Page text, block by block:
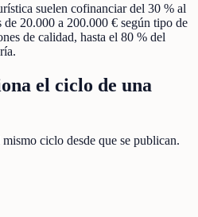
suelen cofinanciar del 30 % al
20.000 a 200.000 € según tipo de
de calidad, hasta el 80 % del
el ciclo de una
ciclo desde que se publican.